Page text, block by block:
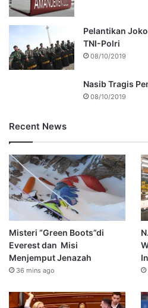
Pelantikan
TNI-Polri
08/10/2019
Nasib Tragis
08/10/2019
Recent News
Misteri “Green Boots”di
Everest dan Misi
Menjemput Jenazah
36 mins ago